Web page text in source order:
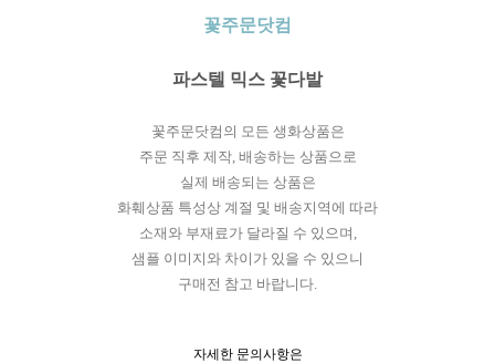
꽃주문닷컴
파스텔 믹스 꽃다발
꽃주문닷컴의 모든 생화상품은
주문 직후 제작, 배송하는 상품으로
실제 배송되는 상품은
화훼상품 특성상 계절 및 배송지역에 따라
소재와 부재료가 달라질 수 있으며,
샘플 이미지와 차이가 있을 수 있으니
구매전 참고 바랍니다.
자세한 문의사항은